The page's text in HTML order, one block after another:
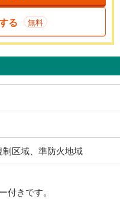
る 無料
区域、準防火地域
付きです。